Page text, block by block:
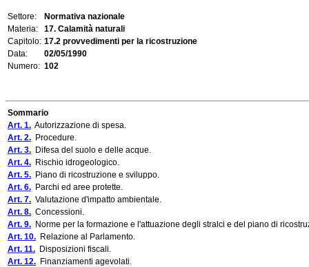
Settore:
Normativa nazionale
Materia:
17. Calamità naturali
Capitolo: 17.2 provvedimenti per la ricostruzione
Data:
02/05/1990
Numero: 102
Sommario
Art. 1. Autorizzazione di spesa.
Art. 2. Procedure.
Art. 3. Difesa del suolo e delle acque.
Art. 4. Rischio idrogeologico.
Art. 5. Piano di ricostruzione e sviluppo.
Art. 6. Parchi ed aree protette.
Art. 7. Valutazione d'impatto ambientale.
Art. 8. Concessioni.
Art. 9. Norme per la formazione e l'attuazione degli stralci e del piano di
Art. 10. Relazione al Parlamento.
Art. 11. Disposizioni fiscali.
Art. 12. Finanziamenti agevolati.